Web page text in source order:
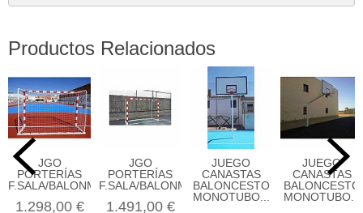
Productos Relacionados
JGO
PORTERÍAS
F.SALA/BALONMANO...
1.298,00 €
JGO
PORTERÍAS
F.SALA/BALONMANO...
1.491,00 €
JUEGO
CANASTAS
BALONCESTO
MONOTUBO...
JUEGO
CANASTAS
BALONCESTO
MONOTUBO...